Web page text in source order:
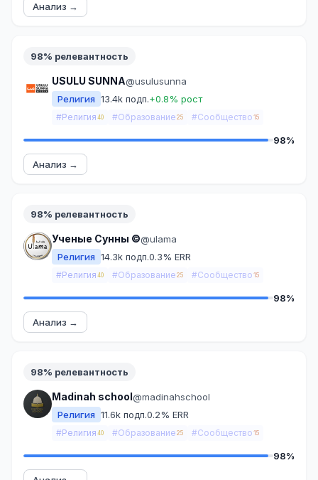
Анализ →
98% релевантность
USULU SUNNA@usulusunna
Религия 13.4k подп.+0.8% рост
#Религия 40 #Образование 25 #Сообщество 15
98%
Анализ →
98% релевантность
Ученые Сунны ©@ulama
Религия 14.3k подп.0.3% ERR
#Религия 40 #Образование 25 #Сообщество 15
98%
Анализ →
98% релевантность
Madinah school@madinahschool
Религия 11.6k подп.0.2% ERR
#Религия 40 #Образование 25 #Сообщество 15
98%